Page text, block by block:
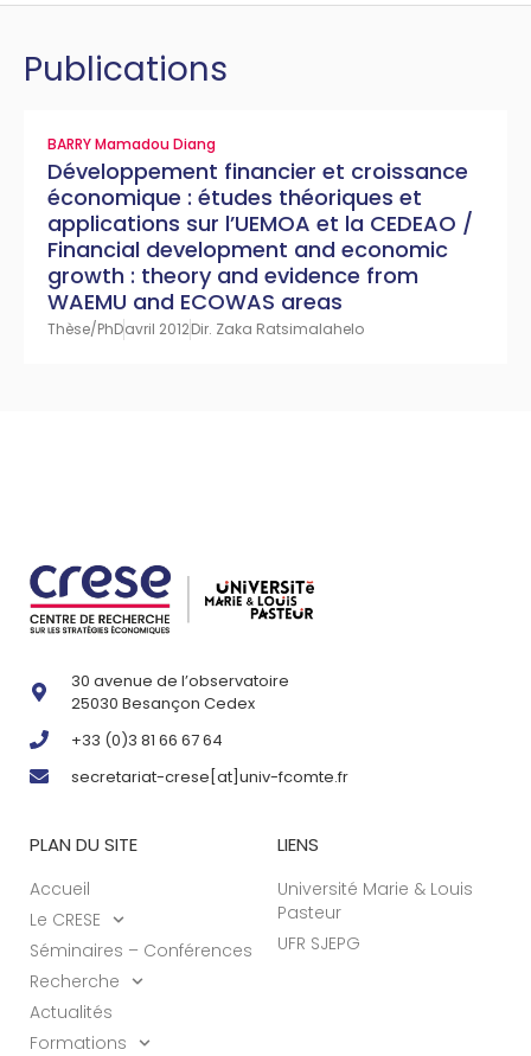
Publications
BARRY Mamadou Diang
Développement financier et croissance
économique : études théoriques et
applications sur l’UEMOA et la CEDEAO /
Financial development and economic
growth : theory and evidence from
WAEMU and ECOWAS areas
Thèse/PhDavril 2012Dir. Zaka Ratsimalahelo
30 avenue de l’observatoire
25030 Besançon Cedex
+33 (0)3 81 66 67 64
secretariat-crese[at]univ-fcomte.fr
PLAN DU SITE
Accueil
Le CRESE
Séminaires – Conférences
Recherche
Actualités
Formations
LIENS
Université Marie & Louis
Pasteur
UFR SJEPG